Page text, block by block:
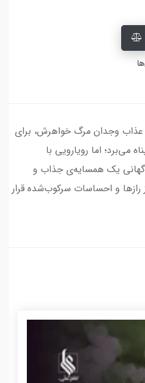
وجدان مرگ خواهرش، برای
می‌برد؛ اما رویارویی با
یک همسایه‌ی جذاب و
رازها و احساسات سرکوب‌شده قرار